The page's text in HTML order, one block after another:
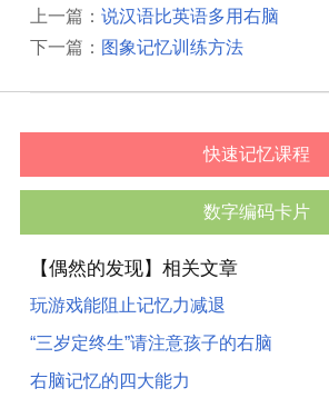
上一篇： 说汉语比英语多用右脑
下一篇： 图象记忆训练方法
快速记忆课程
数字编码卡片
【偶然的发现】相关文章
玩游戏能阻止记忆力减退
“三岁定终生”请注意孩子的右脑
右脑记忆的四大能力